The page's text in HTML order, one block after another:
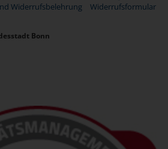
Widerrufsbelehrung
Widerrufsformular
Bonn